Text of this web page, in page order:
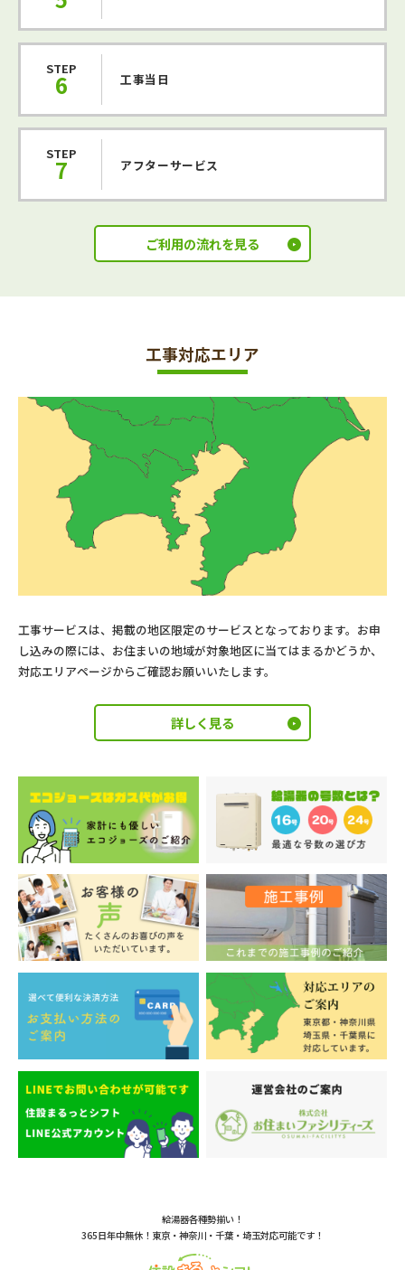
STEP
6 工事当日
STEP
7 アフターサービス
ご利用の流れを見る
工事対応エリア
工事サービスは、掲載の地区限定のサービスとなっております。お申
し込みの際には、お住まいの地域が対象地区に当てはまるかどうか、
対応エリアページからご確認お願いいたします。
詳しく見る
給湯器各種勢揃い！
365日年中無休！東京・神奈川・千葉・埼玉対応可能です！